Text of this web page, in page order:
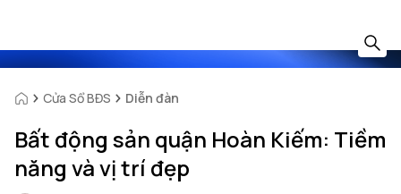
Cửa Sổ BĐS Diễn đàn
Bất động sản quận Hoàn Kiếm: Tiềm
năng và vị trí đẹp